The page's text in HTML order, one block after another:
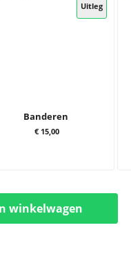
Uitleg
Banderen
€ 15,00
winkelwagen